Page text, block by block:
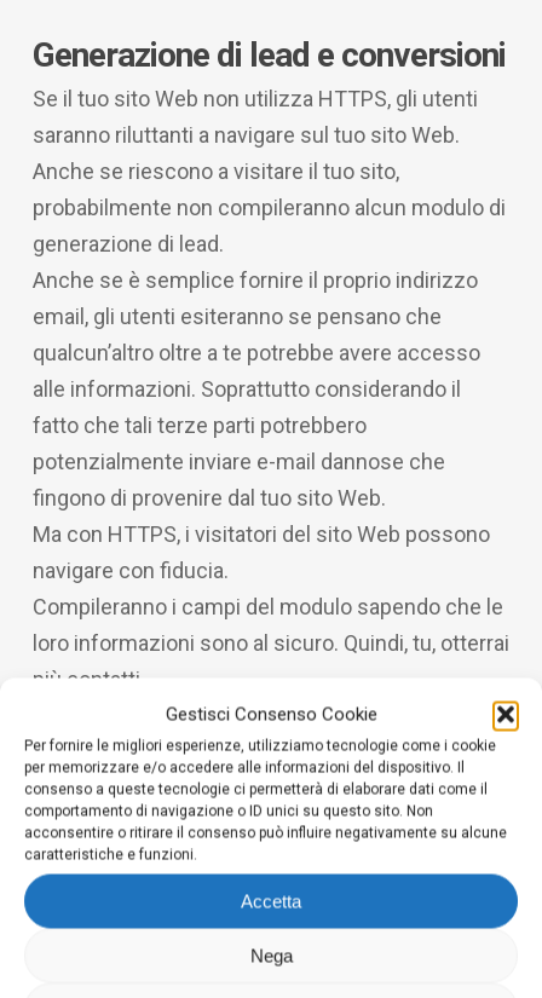
Gestisci Consenso Cookie
Per fornire le migliori esperienze, utilizziamo tecnologie come i cookie
per memorizzare e/o accedere alle informazioni del dispositivo. Il
consenso a queste tecnologie ci permetterà di elaborare dati come il
comportamento di navigazione o ID unici su questo sito. Non
acconsentire o ritirare il consenso può influire negativamente su alcune
caratteristiche e funzioni.
Accetta
Nega
Generazione di lead e conversioni
Se il tuo sito Web non utilizza HTTPS, gli utenti
saranno riluttanti a navigare sul tuo sito Web.
Anche se riescono a visitare il tuo sito,
probabilmente non compileranno alcun modulo di
generazione di lead.
Anche se è semplice fornire il proprio indirizzo
email, gli utenti esiteranno se pensano che
qualcun’altro oltre a te potrebbe avere accesso
alle informazioni. Soprattutto considerando il
fatto che tali terze parti potrebbero
potenzialmente inviare e-mail dannose che
fingono di provenire dal tuo sito Web.
Ma con HTTPS, i visitatori del sito Web possono
navigare con fiducia.
Compileranno i campi del modulo sapendo che le
loro informazioni sono al sicuro. Quindi, tu, otterrai
più contatti.
Come ottenere HTTPS per il tuo
sito Web
Ora che hai capito l’importanza di HTTPS, è tempo
di configurarlo per il tuo sito web.
PASSAGGIO N. 1: ACQUISTA UN CERTIFICATO SSL